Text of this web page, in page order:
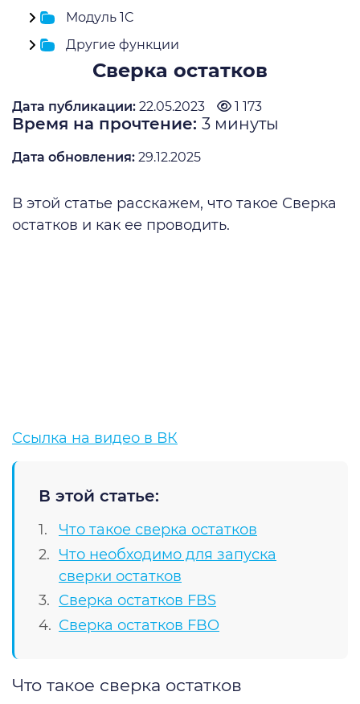
Модуль 1C
Другие функции
Сверка остатков
Дата публикации: 22.05.2023 1 173
Время на прочтение: 3 минуты
Дата обновления: 29.12.2025
В этой статье расскажем, что такое Сверка
остатков и как ее проводить.
Ссылка на видео в ВК
В этой статье:
Что такое сверка остатков
Что необходимо для запуска
сверки остатков
Сверка остатков FBS
Сверка остатков FBO
Что такое сверка остатков